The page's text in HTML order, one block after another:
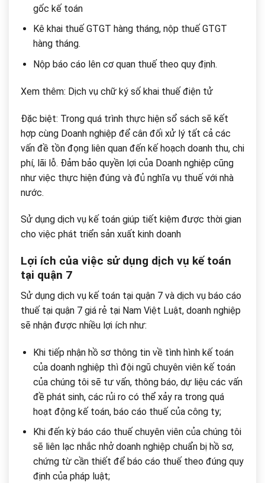
gốc kế toán
Kê khai thuế GTGT hàng tháng, nộp thuế GTGT
hàng tháng.
Nộp báo cáo lên cơ quan thuế theo quy định.
Xem thêm: Dịch vụ chữ ký số khai thuế điện tử
Đặc biệt: Trong quá trình thực hiện sổ sách sẽ kết
hợp cùng Doanh nghiệp để cân đối xử lý tất cả các
vấn đề tồn đọng liên quan đến kế hoạch doanh thu, chi
phí, lãi lỗ. Đảm bảo quyền lợi của Doanh nghiệp cũng
như việc thực hiện đúng và đủ nghĩa vụ thuế với nhà
nước.
Sử dụng dịch vụ kế toán giúp tiết kiệm được thời gian
cho việc phát triển sản xuất kinh doanh
Lợi ích của việc sử dụng dịch vụ kế toán
tại quận 7
Sử dụng dịch vụ kế toán tại quận 7 và dịch vụ báo cáo
thuế tại quận 7 giá rẻ tại Nam Việt Luật, doanh nghiệp
sẽ nhận được nhiều lợi ích như:
Khi tiếp nhận hồ sơ thông tin về tình hình kế toán
của doanh nghiệp thì đội ngũ chuyên viên kế toán
của chúng tôi sẽ tư vấn, thông báo, dự liệu các vấn
đề phát sinh, các rủi ro có thể xảy ra trong quá
hoạt động kế toán, báo cáo thuế của công ty;
Khi đến kỳ báo cáo thuế chuyên viên của chúng tôi
sẽ liên lạc nhắc nhở doanh nghiệp chuẩn bị hồ sơ,
chứng từ cần thiết để báo cáo thuế theo đúng quy
định của pháp luật;